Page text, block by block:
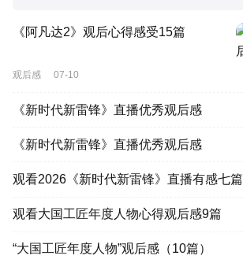
《阿凡达2》观后心得感受15篇
观后感 07-10
《新时代新雷锋》直播优秀观后感
《新时代新雷锋》直播优秀观后感
观看2026《新时代新雷锋》直播有感七篇
观看大国工匠年度人物心得观后感9篇
“大国工匠年度人物”观后感（10篇）